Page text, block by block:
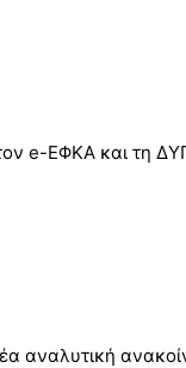
τον e-ΕΦΚΑ και τη
αναλυτική